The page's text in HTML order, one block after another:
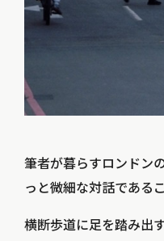
筆者が暮らすロンドン
っと微細な対話である
横断歩道に足を踏み出